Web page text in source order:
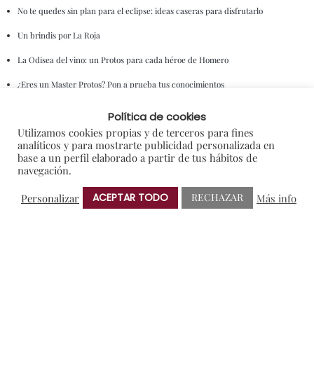
No te quedes sin plan para el eclipse: ideas caseras para disfrutarlo
Un brindis por La Roja
La Odisea del vino: un Protos para cada héroe de Homero
¿Eres un Master Protos? Pon a prueba tus conocimientos
ENTRADAS ANTERIORES
Política de cookies
Utilizamos cookies propias y de terceros para fines
analíticos y para mostrarte publicidad personalizada en
base a un perfil elaborado a partir de tus hábitos de
navegación.
Personalizar
ACEPTAR TODO RECHAZAR Más info